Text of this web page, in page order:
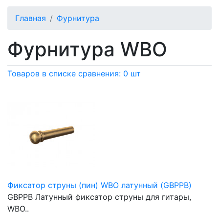
Главная Фурнитура
Фурнитура WBO
Товаров в списке сравнения: 0 шт
Фиксатор струны (пин) WBO латунный (GBPPB)
GBPPB Латунный фиксатор струны для гитары,
WBO..